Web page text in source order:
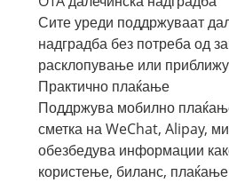
Сите уреди поддржуваат
надградба без потреба од
расклопување или
Практично плаќање
Поддржува мобилно
сметка на WeChat, Alipay,
обезбедува информации
користење, биланс,